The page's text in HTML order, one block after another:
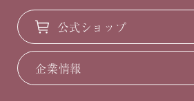
公式ショップ
企業情報